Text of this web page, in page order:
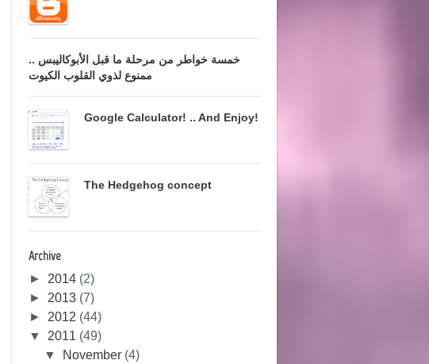
خمسة خواطر من مرحلة ما قبل الأبوكاليبس ..
ممنوع لذوي القلوب الكيوت
Google Calculator! .. And Enjoy!
The Hedgehog concept
Archive
► 2014 (2)
► 2013 (7)
► 2012 (44)
▼ 2011 (49)
▼
November (4)